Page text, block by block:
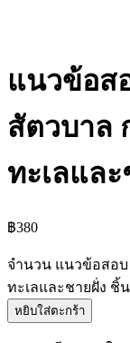
แนวข้อส
สัตวบาล
ทะเลแล
฿380
จำนวน แนวข้อสอบ
ทะเลและชายฝั่ง ชิ้น
หยิบใส่ตะกร้า